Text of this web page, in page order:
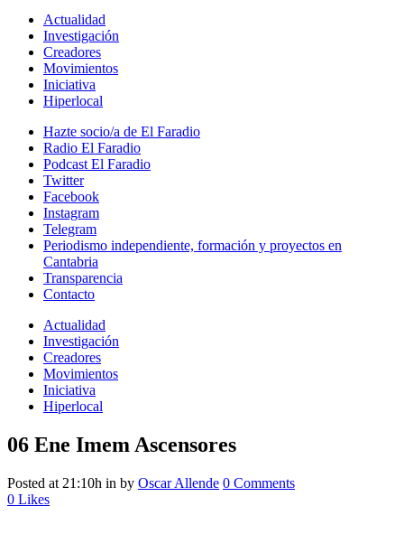
Actualidad
Investigación
Creadores
Movimientos
Iniciativa
Hiperlocal
Hazte socio/a de El Faradio
Radio El Faradio
Podcast El Faradio
Twitter
Facebook
Instagram
Telegram
Periodismo independiente, formación y proyectos en
Cantabria
Transparencia
Contacto
Actualidad
Investigación
Creadores
Movimientos
Iniciativa
Hiperlocal
06 Ene Imem Ascensores
Posted at 21:10h in by Oscar Allende 0 Comments
0 Likes